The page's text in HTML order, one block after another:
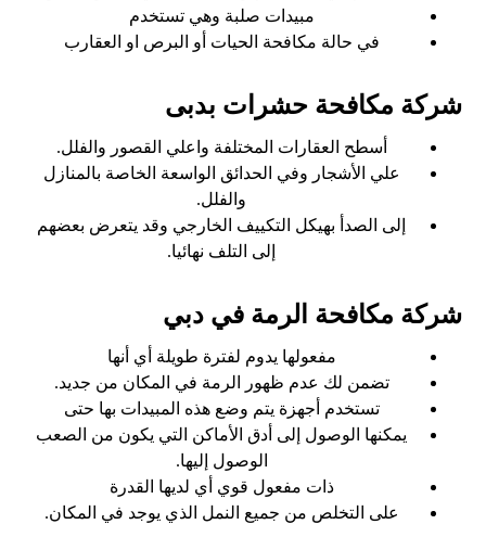
مبيدات صلبة وهي تستخدم
في حالة مكافحة الحيات أو البرص او العقارب
شركة مكافحة حشرات بدبى
أسطح العقارات المختلفة واعلي القصور والفلل.
علي الأشجار وفي الحدائق الواسعة الخاصة بالمنازل
والفلل.
إلى الصدأ بهيكل التكييف الخارجي وقد يتعرض بعضهم
إلى التلف نهائيا.
شركة مكافحة الرمة في دبي
مفعولها يدوم لفترة طويلة أي أنها
تضمن لك عدم ظهور الرمة في المكان من جديد.
تستخدم أجهزة يتم وضع هذه المبيدات بها حتى
يمكنها الوصول إلى أدق الأماكن التي يكون من الصعب
الوصول إليها.
ذات مفعول قوي أي لديها القدرة
على التخلص من جميع النمل الذي يوجد في المكان.